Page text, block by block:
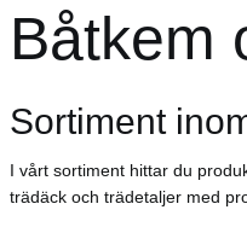
Båtkem
Sortiment
I vårt sortiment hittar du
trädäck och trädetaljer med